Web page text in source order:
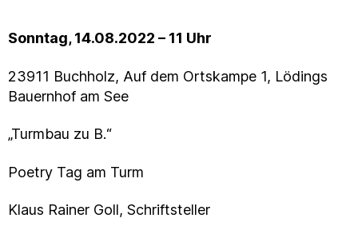
Sonntag, 14.08.2022 – 11 Uhr
23911 Buchholz, Auf dem Ortskampe 1, Lödings
Bauernhof am See
„Turmbau zu B.“
Poetry Tag am Turm
Klaus Rainer Goll, Schriftsteller